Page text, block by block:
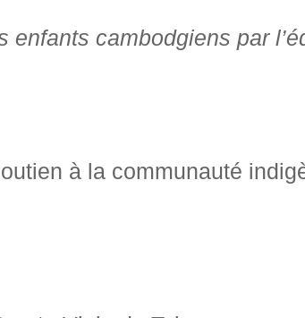
enfants cambodgiens par
à la communauté